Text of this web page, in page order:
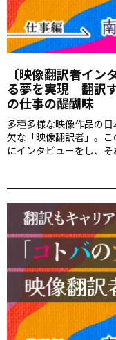
〔映像翻訳者イ
る夢を実現 翻訳
の仕事の醍醐味
多種多様な映像作品の
欠な「映像翻訳者」。
にインタビューをし、
像翻訳に必要な経験や
者はどんなバックグラ
るのでしょうか？